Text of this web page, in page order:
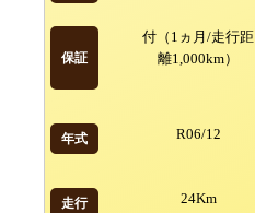
保証
付（1ヵ月/走行距
離1,000km）
年式 R06/12
走行 24Km